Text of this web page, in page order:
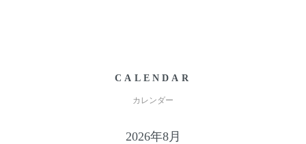
CALENDAR
カレンダー
2026年8月